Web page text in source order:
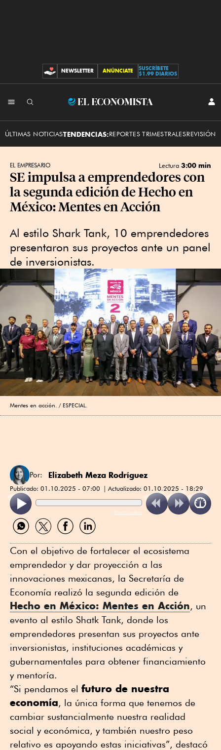
CONTRIBUCIONES
NEWSLETTER ANÚNCIATE
SUSCRÍBETE
$1.99 DIARIOS
El
ÚLTIMAS NOTICIASTENDENCIAS:REPORTES TRIMESTRALESREVISIÓN
EL EMPRESARIO Lectura 3:00 min
SE impulsa a emprendedores con
la segunda edición de Hecho en
México: Mentes en Acción
Al estilo Shark Tank, 10 emprendedores
presentaron sus proyectos ante un panel
de inversionistas.
Mentes en acción. ESPECIAL.
Por: Elizabeth Meza Rodríguez
Publicado: 01.10.2025 - 07:00 Actualizado: 01.10.2025 - 18:29
ReadSpeaker
Compartir
por
Compartir
por
Compartir
por
Compartir
por
Con el objetivo de fortalecer el ecosistema
emprendedor y dar proyección a las
innovaciones mexicanas, la Secretaría de
Economía realizó la segunda edición de
Hecho en México: Mentes en Acción, un
evento al estilo Shatk Tank, donde los
emprendedores presentan sus proyectos ante
inversionistas, instituciones académicas y
gubernamentales para obtener financiamiento
y mentoría.
“Si pendamos el futuro de nuestra
economía, la única forma que tenemos de
cambiar sustancialmente nuestra realidad
social y económica, y también nuestro peso
relativo es apoyando estas iniciativas”, destacó